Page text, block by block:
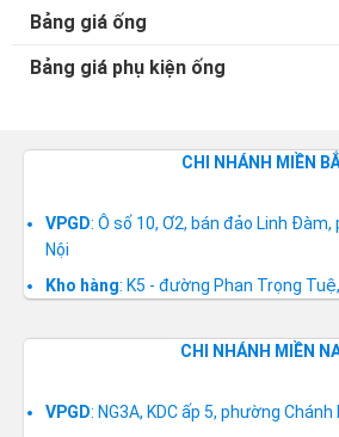
Bảng giá ống
Bảng giá phụ kiện ống
CHI NHÁNH MIỀN
VPGD: Ô số 10, Ơ2, bán đảo Linh
Nội
Kho hàng: K5 - đường Phan Trọng
CHI NHÁNH MIỀN
VPGD: NG3A, KDC ấp 5, phường Chánh